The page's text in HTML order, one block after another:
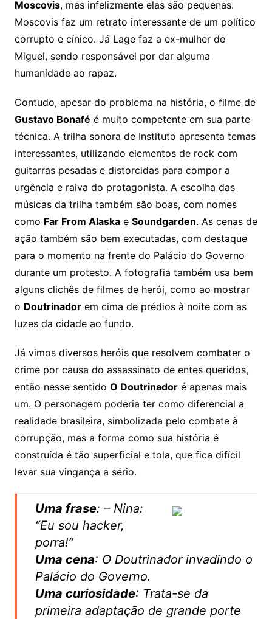
Moscovis, mas infelizmente elas são pequenas.
Moscovis faz um retrato interessante de um político
corrupto e cínico. Já Lage faz a ex-mulher de
Miguel, sendo responsável por dar alguma
humanidade ao rapaz.
Contudo, apesar do problema na história, o filme de
Gustavo Bonafé é muito competente em sua parte
técnica. A trilha sonora de Instituto apresenta temas
interessantes, utilizando elementos de rock com
guitarras pesadas e distorcidas para compor a
urgência e raiva do protagonista. A escolha das
músicas da trilha também são boas, com nomes
como Far From Alaskae Soundgarden. As cenas de
ação também são bem executadas, com destaque
para o momento na frente do Palácio do Governo
durante um protesto. A fotografia também usa bem
alguns clichês de filmes de herói, como ao mostrar
o Doutrinadorem cima de prédios à noite com as
luzes da cidade ao fundo.
Já vimos diversos heróis que resolvem combater o
crime por causa do assassinato de entes queridos,
então nesse sentido O Doutrinadoré apenas mais
um. O personagem poderia ter como diferencial a
realidade brasileira, simbolizada pelo combate à
corrupção, mas a forma como sua história é
construída é tão superficial e tola, que fica difícil
levar sua vingança a sério.
Uma frase: – Nina:
“Eu sou hacker,
porra!”
Uma cena: O Doutrinador invadindo o
Palácio do Governo.
Uma curiosidade: Trata-se da
primeira adaptação de grande porte